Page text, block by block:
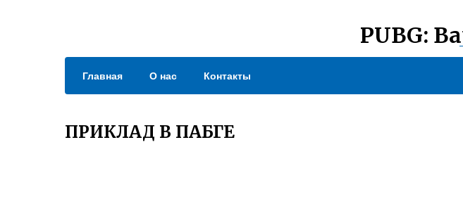
PUBG:
Главная О нас Контакты
ПРИКЛАД В ПАБГЕ